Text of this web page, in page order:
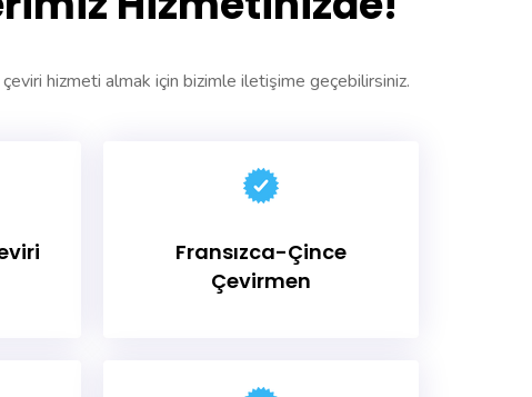
çeviri hizmeti almak için bizimle iletişime geçebilirsiniz.
Fransızca-Çince
Çevirmen